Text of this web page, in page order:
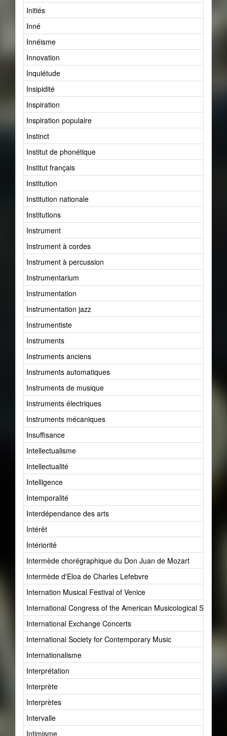
Initiés
Inné
Innéisme
Innovation
Inquiétude
Insipidité
Inspiration
Inspiration populaire
Instinct
Institut de phonétique
Institut français
Institution
Institution nationale
Institutions
Instrument
Instrument à cordes
Instrument à percussion
Instrumentarium
Instrumentation
Instrumentation jazz
Instrumentiste
Instruments
Instruments anciens
Instruments automatiques
Instruments de musique
Instruments électriques
Instruments mécaniques
Insuffisance
Intellectualisme
Intellectualité
Intelligence
Intemporalité
Interdépendance des arts
Intérêt
Intériorité
Intermède chorégraphique du Don Juan de Mozart
Intermède d'Eloa de Charles Lefebvre
Internation Musical Festival of Venice
International Congress of the American Musicological Society
International Exchange Concerts
International Society for Contemporary Music
Internationalisme
Interprétation
Interprète
Interprètes
Intervalle
Intimisme